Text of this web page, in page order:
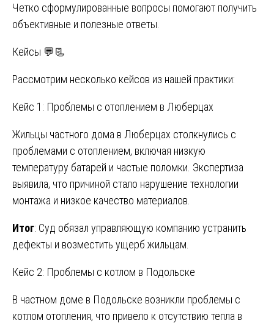
Четко сформулированные вопросы помогают получить
объективные и полезные ответы.
Кейсы 💬📃
Рассмотрим несколько кейсов из нашей практики:
Кейс 1: Проблемы с отоплением в Люберцах
Жильцы частного дома в Люберцах столкнулись с
проблемами с отоплением, включая низкую
температуру батарей и частые поломки. Экспертиза
выявила, что причиной стало нарушение технологии
монтажа и низкое качество материалов.
Итог: Суд обязал управляющую компанию устранить
дефекты и возместить ущерб жильцам.
Кейс 2: Проблемы с котлом в Подольске
В частном доме в Подольске возникли проблемы с
котлом отопления, что привело к отсутствию тепла в